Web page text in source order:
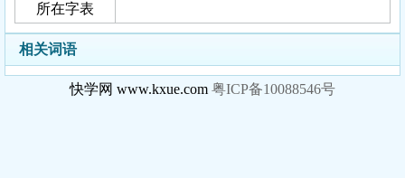
所在字表
相关词语
快学网 www.kxue.com 粤ICP备10088546号